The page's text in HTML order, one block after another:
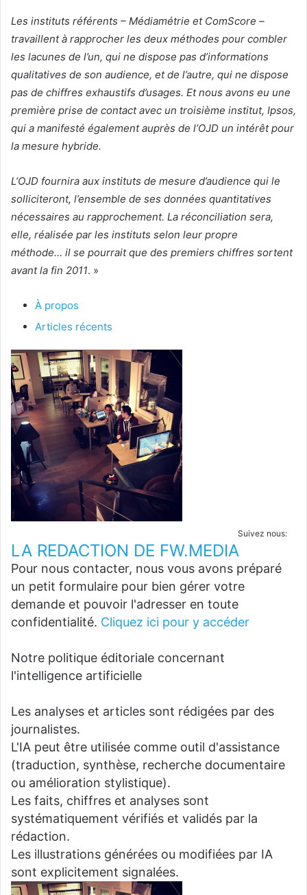
Les instituts référents – Médiamétrie et ComScore –
travaillent à rapprocher les deux méthodes pour combler
les lacunes de l’un, qui ne dispose pas d’informations
qualitatives de son audience, et de l’autre, qui ne dispose
pas de chiffres exhaustifs d’usages. Et nous avons eu une
première prise de contact avec un troisième institut, Ipsos,
qui a manifesté également auprès de l’OJD un intérêt pour
la mesure hybride.
L’OJD fournira aux instituts de mesure d’audience qui le
solliciteront, l’ensemble de ses données quantitatives
nécessaires au rapprochement. La réconciliation sera,
elle, réalisée par les instituts selon leur propre
méthode… il se pourrait que des premiers chiffres sortent
avant la fin 2011. »
À propos
Articles récents
Suivez nous:
LA REDACTION DE FW.MEDIA
Pour nous contacter, nous vous avons préparé
un petit formulaire pour bien gérer votre
demande et pouvoir l'adresser en toute
confidentialité. Cliquez ici pour y accéder
Notre politique éditoriale concernant
l'intelligence artificielle
Les analyses et articles sont rédigées par des
journalistes.
L'IA peut être utilisée comme outil d'assistance
(traduction, synthèse, recherche documentaire
ou amélioration stylistique).
Les faits, chiffres et analyses sont
systématiquement vérifiés et validés par la
rédaction.
Les illustrations générées ou modifiées par IA
sont explicitement signalées.